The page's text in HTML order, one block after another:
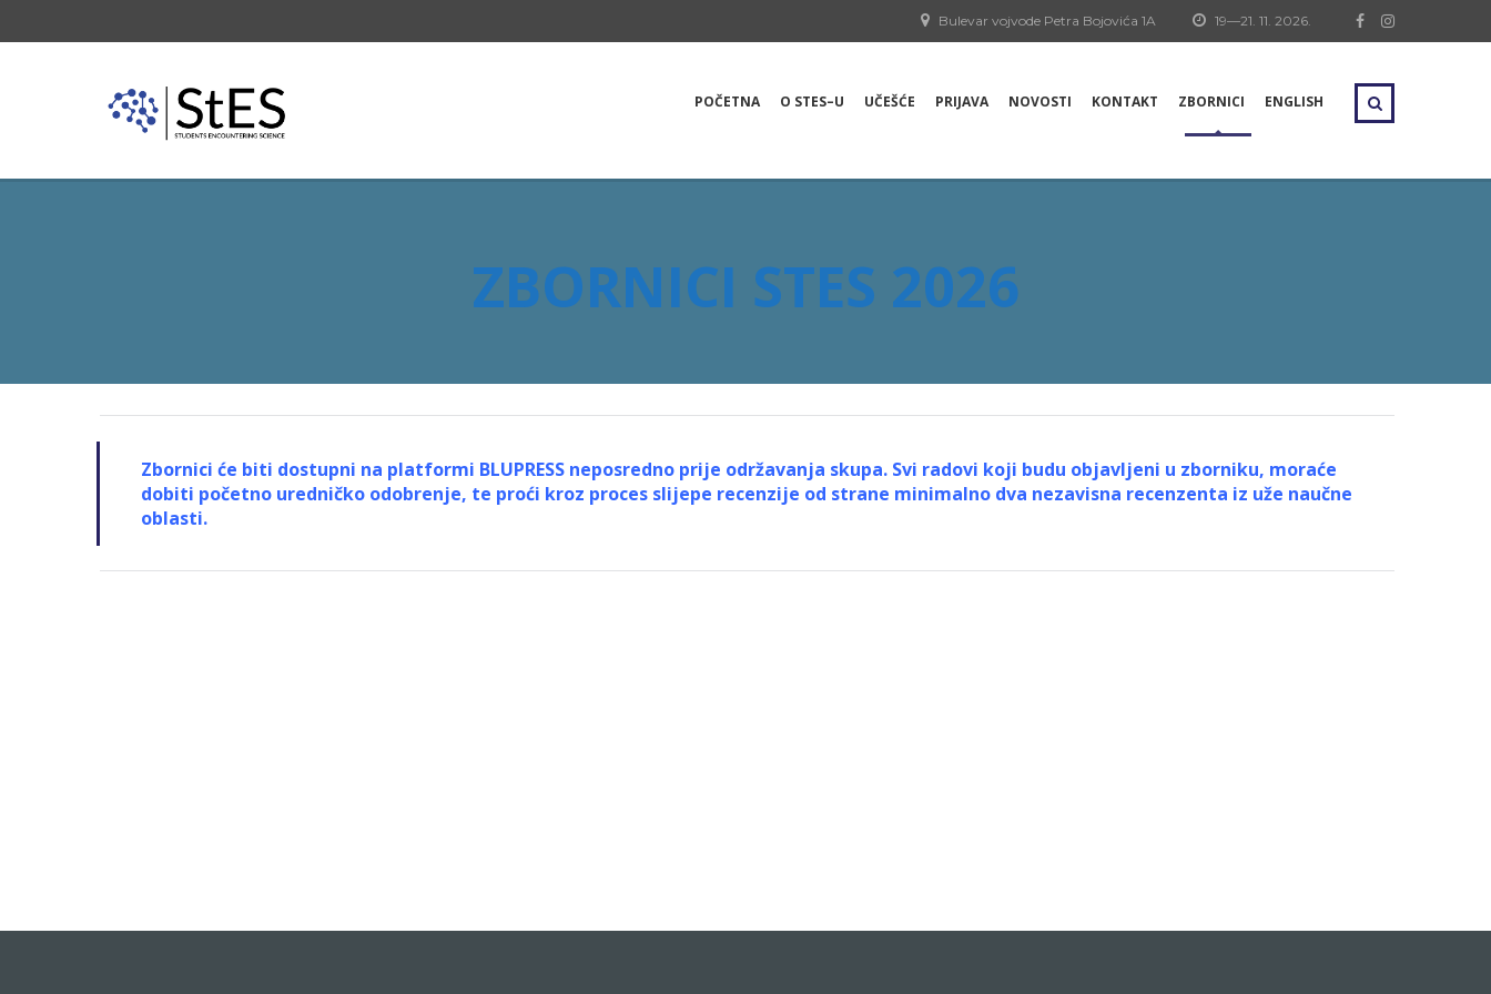
19—21. 11. 2026.
Bulevar vojvode Petra Bojovića 1A
POČETNA O STES–U UČEŠĆE PRIJAVA NOVOSTI KONTAKT ZBORNICI ENGLISH
ZBORNICI STES 2026
Zbornici će biti dostupni na platformi BLUPRESS neposredno prije održavanja skupa. Svi radovi koji budu objavljeni u zborniku, moraće
dobiti početno uredničko odobrenje, te proći kroz proces slijepe recenzije od strane minimalno dva nezavisna recenzenta iz uže naučne
oblasti.